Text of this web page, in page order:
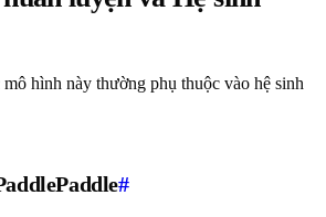
hình này thường phụ thuộc vào hệ sinh
#